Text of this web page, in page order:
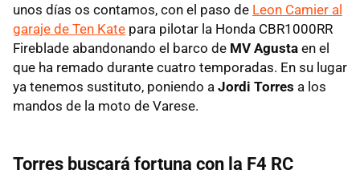
unos días os contamos, con el paso de Leon Camier al
garaje de Ten Kate para pilotar la Honda CBR1000RR
Fireblade abandonando el barco de MV Agusta en el
que ha remado durante cuatro temporadas. En su lugar
ya tenemos sustituto, poniendo a Jordi Torres a los
mandos de la moto de Varese.
Torres buscará fortuna con la F4 RC